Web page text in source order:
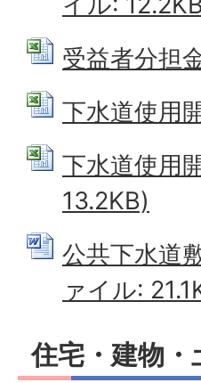
受益者分担
下水道使用
下水道使用
13.2KB)
公共下水道
ァイル:
住宅・建物・